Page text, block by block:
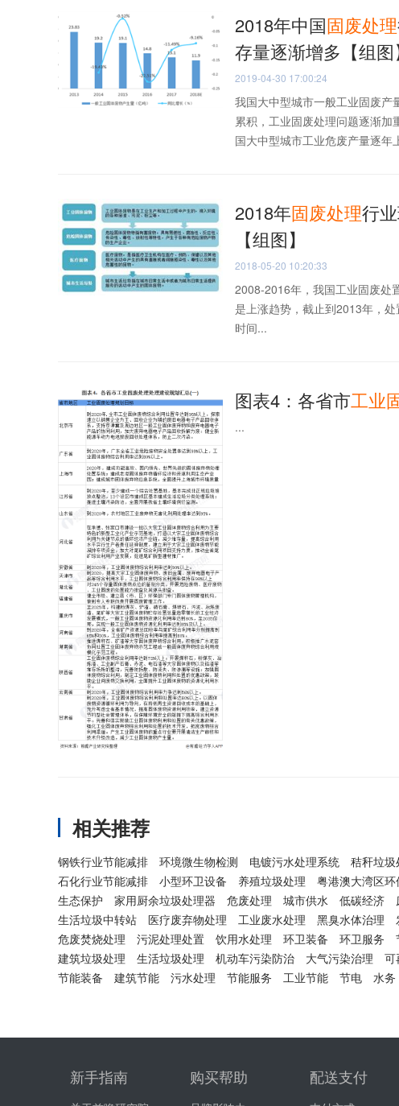
2018年中国固废处理
存量逐渐增多【组图
2019-04-30 17:00:24
我国大中型城市一般工业固废产
累积，工业固废处理问题逐渐
国大中型城市工业危废产量逐年
2018年固废处理行
【组图】
2018-05-20 10:20:33
2008-2016年，我国工业固废处
是上涨趋势，截止到2013年，
时间...
图表4：各省市工业
...
相关推荐
钢铁行业节能减排 环境微生物检测 电镀污水处理系统 秸秆垃圾
石化行业节能减排
小型环卫设备 养殖垃圾处理 粤港澳大湾区环
生态保护
家用厨余垃圾处理器 危废处理 城市供水 低碳经济
生活垃圾中转站
医疗废弃物处理 工业废水处理 黑臭水体治理
危废焚烧处理
污泥处理处置 饮用水处理 环卫装备 环卫服务
建筑垃圾处理
生活垃圾处理 机动车污染防治 大气污染治理 可
节能装备
建筑节能 污水处理 节能服务 工业节能 节电 水务
新手指南 购买帮助 配送支付